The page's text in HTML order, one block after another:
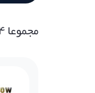
مجموعا ۴ محصول